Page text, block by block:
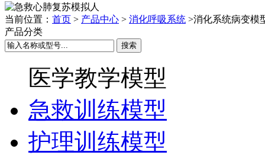
当前位置： 首页 > 产品中心 > 消化呼吸系统 >消化系统病变模
产品分类
医学教学模型
急救训练模型
护理训练模型